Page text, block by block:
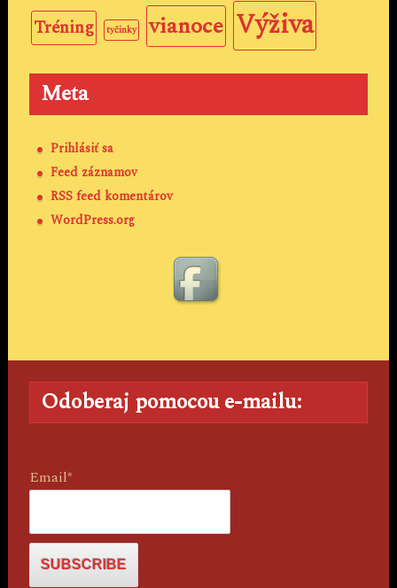
Tréning tyčinky vianoce Výživa
Meta
Prihlásiť sa
Feed záznamov
RSS feed komentárov
WordPress.org
Odoberaj pomocou e-mailu:
Email*